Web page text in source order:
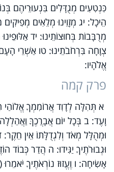
כִּנְטִעִים מְגֻדָּלִים בִּנְעוּרֵיהֶם
הֵיכָל: יג מְזָוֵינוּ מְלֵאִים מְפִיקִים
מְרֻבָּבוֹת בְּחוּצוֹתֵינוּ: יד
צְוָחָה בִּרְחֹבֹתֵינוּ: טו אַשְׁרֵי
אֱלֹהָיו:
פרק קמה
א תְּהִלָּה לְדָוִד אֲרוֹמִמְךָ
וָעֶד: ב בְּכָל יוֹם אֲבָרֲכֶךָּ
וּמְהֻלָּל מְאֹד וְלִגְדֻלָּתוֹ אֵין
וּגְבוּרֹתֶיךָ יַגִּידוּ: ה הֲדַר כְּבוֹד
אָשִׂיחָה: ו וֶעֱזוּז נוֹרְאֹתֶיךָ יֹאמֵרוּ